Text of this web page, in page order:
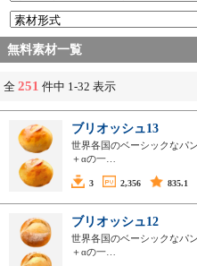
無料素材一覧
全 251 件中 1-32 表示
ブリオッシュ13
世界各国のベーシックなパ
＋αの一…
3 2,356 835.1
ブリオッシュ12
世界各国のベーシックなパ
＋αの一…